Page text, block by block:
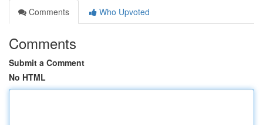
Comments
Who Upvoted
Comments
Submit a Comment
No HTML